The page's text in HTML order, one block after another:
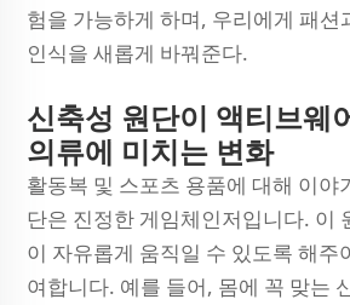
험을 가능하게 하며, 우리에게 패션
인식을 새롭게 바꿔준다.
신축성 원단이 액티브웨
의류에 미치는 변화
활동복 및 스포츠 용품에 대해 이야
단은 진정한 게임체인저입니다. 이
이 자유롭게 움직일 수 있도록 해주
여합니다. 예를 들어, 몸에 꼭 맞는